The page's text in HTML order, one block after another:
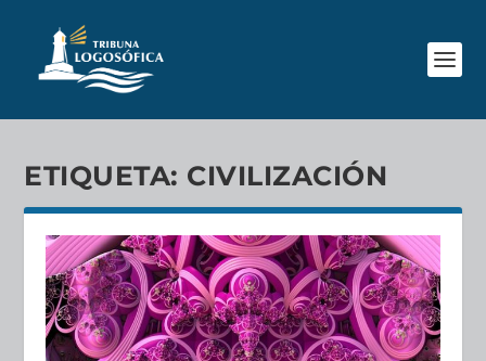
ETIQUETA: CIVILIZACIÓN